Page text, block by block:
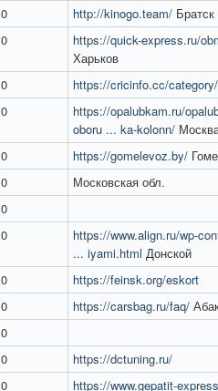
0 http://kinogo.team/ Братск
0
https://quick-express.ru/
Харьков
0
https://cricinfo.cc/
0
https://opalubkam.ru/
oboru ... ka-kolonn/
0 https://gomelevoz.by/
0
Московская обл.
0
0
https://www.align.ru/wp-
... iyami.html Донской
0
https://feinsk.org/eskort
0 https://carsbag.ru/faq/
0
0
https://dctuning.ru/
0 https://www.gepatit-